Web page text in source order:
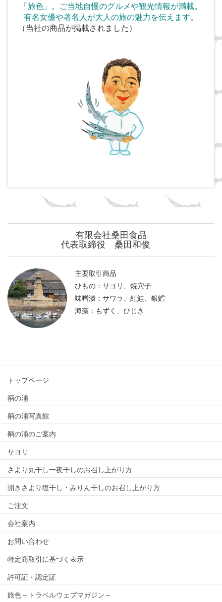
「旅色」。ご当地自慢のグルメや観光情報が満載。
有名女優や著名人が大人の旅の魅力を伝えます。
（当社の商品が掲載されました）
有限会社桑田食品
代表取締役 桑田和俊
主要取引商品
ひもの：サヨリ、焼穴子
味噌漬：サワラ、紅鮭、銀鱈
海藻：もずく、ひじき
トップページ
鞆の浦
鞆の浦写真館
鞆の浦のご案内
サヨリ
さより丸干し一夜干しのお召し上がり方
開きさより塩干し・みりん干しのお召し上がり方
ご注文
会社案内
お問い合わせ
特定商取引に基づく表示
許可証・認定証
旅色～トラベルウェブマガジン～